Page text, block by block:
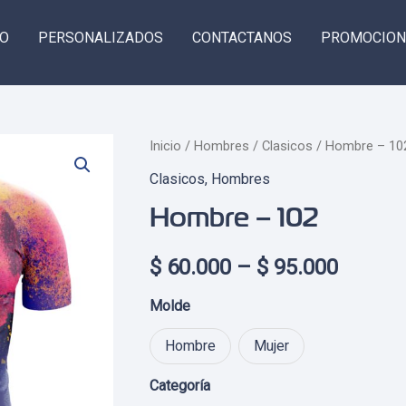
PERSONALIZADOS CONTACTANOS
Inicio / Hombres / Clasicos / Hombre –
Clasicos, Hombres
Hombre – 102
$60.000 – $95.000Price
Molde
Hombre Mujer
Categoría